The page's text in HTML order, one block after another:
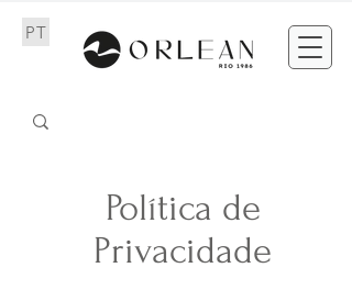
PT
Política de
Privacidade